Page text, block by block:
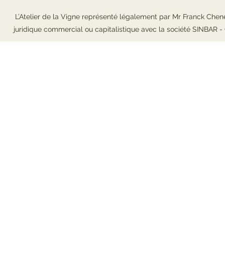
L’Atelier de la Vigne représenté légalement par Mr Franck
juridique commercial ou capitalistique avec la société SINBAR